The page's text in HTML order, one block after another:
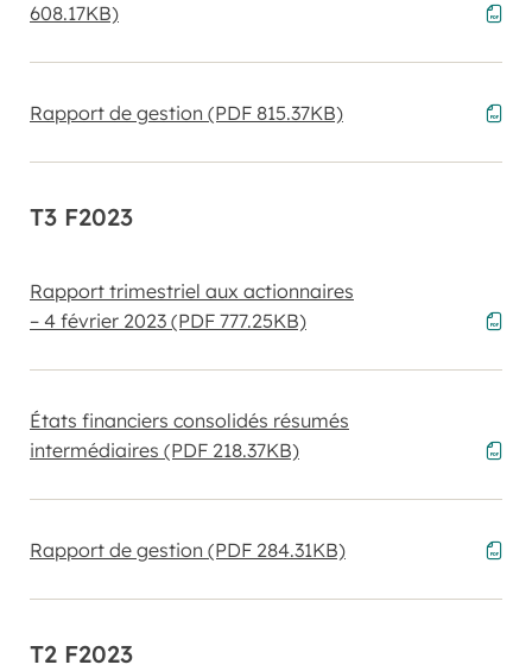
608.17KB)
Rapport de gestion (PDF 815.37KB)
T3 F2023
Rapport trimestriel aux actionnaires
– 4 février 2023 (PDF 777.25KB)
États financiers consolidés résumés
intermédiaires (PDF 218.37KB)
Rapport de gestion (PDF 284.31KB)
T2 F2023